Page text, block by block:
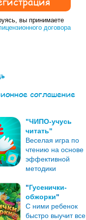
вы принимаете
договора
соглашение
"ЧИПО-учусь
читать"
Веселая игра по
чтению на основе
эффективной
методики
"Гусенички-
обжорки"
С ними ребенок
быстро выучит все